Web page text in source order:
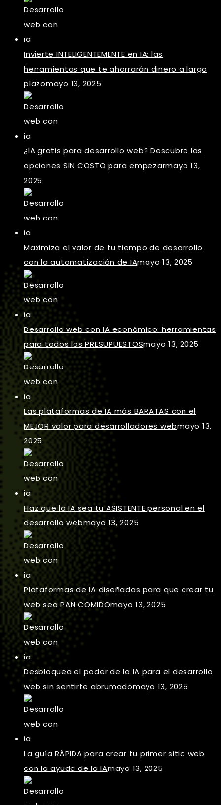
Invierte INTELIGENTEMENTE en IA: las
herramientas que te ahorrarán dinero a largo
plazomayo 13, 2025
¿IA gratis para desarrollo web? Descubre las
opciones SIN COSTO para empezarmayo 13,
2025
Maximiza el valor de tu tiempo de desarrollo
con la automatización de IAmayo 13, 2025
Desarrollo web con IA económico: herramientas
para todos los PRESUPUESTOSmayo 13, 2025
Las plataformas de IA más BARATAS con el
MEJOR valor para desarrolladores webmayo 13,
2025
Haz que la IA sea tu ASISTENTE personal en el
desarrollo webmayo 13, 2025
Plataformas de IA diseñadas para que crear tu
web sea PAN COMIDOmayo 13, 2025
Desbloquea el poder de la IA para el desarrollo
web sin sentirte abrumadomayo 13, 2025
La guía RÁPIDA para crear tu primer sitio web
con la ayuda de la IAmayo 13, 2025